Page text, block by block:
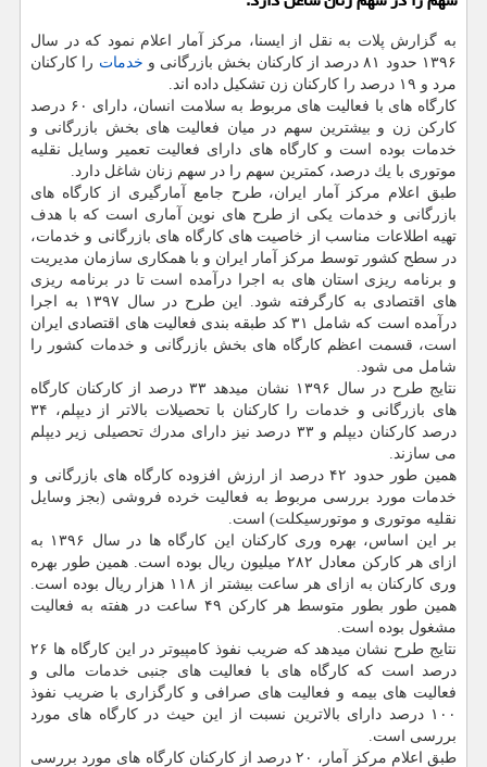
به گزارش پلات به نقل از ایسنا، مركز آمار اعلام نمود كه در سال
۱۳۹۶ حدود ۸۱ درصد از كاركنان بخش بازرگانی و
خدمات را كاركنان
مرد و ۱۹ درصد را كاركنان زن تشكیل داده اند.
كارگاه های با فعالیت های مربوط به سلامت انسان، دارای ۶۰ درصد
كاركن زن و بیشترین سهم در میان فعالیت های بخش بازرگانی و
خدمات بوده است و كارگاه های دارای فعالیت تعمیر وسایل نقلیه
موتوری با یك درصد، كمترین سهم را در سهم زنان شاغل دارد.
طبق اعلام مركز آمار ایران، طرح جامع آمارگیری از كارگاه های
بازرگانی و خدمات یكی از طرح های نوین آماری است كه با هدف
تهیه اطلاعات مناسب از خاصیت های كارگاه های بازرگانی و خدمات،
در سطح كشور توسط مركز آمار ایران و با همكاری سازمان مدیریت
و برنامه ریزی استان های به اجرا درآمده است تا در برنامه ریزی
های اقتصادی به كارگرفته شود. این طرح در سال ۱۳۹۷ به اجرا
درآمده است كه شامل ۳۱ كد طبقه بندی فعالیت های اقتصادی ایران
است، قسمت اعظم كارگاه های بخش بازرگانی و خدمات كشور را
شامل می شود.
نتایج طرح در سال ۱۳۹۶ نشان میدهد ۳۳ درصد از كاركنان كارگاه
های بازرگانی و خدمات را كاركنان با تحصیلات بالاتر از دیپلم، ۳۴
درصد كاركنان دیپلم و ۳۳ درصد نیز دارای مدرك تحصیلی زیر دیپلم
می سازند.
همین طور حدود ۴۲ درصد از ارزش افزوده كارگاه های بازرگانی و
خدمات مورد بررسی مربوط به فعالیت خرده فروشی (بجز وسایل
نقلیه موتوری و موتورسیكلت) است.
بر این اساس، بهره وری كاركنان این كارگاه ها در سال ۱۳۹۶ به
ازای هر كاركن معادل ۲۸۲ میلیون ریال بوده است. همین طور بهره
وری كاركنان به ازای هر ساعت بیشتر از ۱۱۸ هزار ریال بوده است.
همین طور بطور متوسط هر كاركن ۴۹ ساعت در هفته به فعالیت
مشغول بوده است.
نتایج طرح نشان میدهد كه ضریب نفوذ كامپیوتر در این كارگاه ها ۲۶
درصد است كه كارگاه های با فعالیت های جنبی خدمات مالی و
فعالیت های بیمه و فعالیت های صرافی و كارگزاری با ضریب نفوذ
۱۰۰ درصد دارای بالاترین نسبت از این حیث در كارگاه های مورد
بررسی است.
طبق اعلام مركز آمار، ۲۰ درصد از كاركنان كارگاه های مورد بررسی